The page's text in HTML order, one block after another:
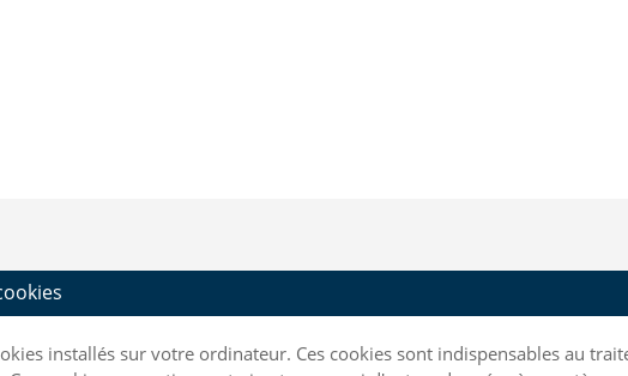
installés sur votre ordinateur. Ces cookies sont indispensables au